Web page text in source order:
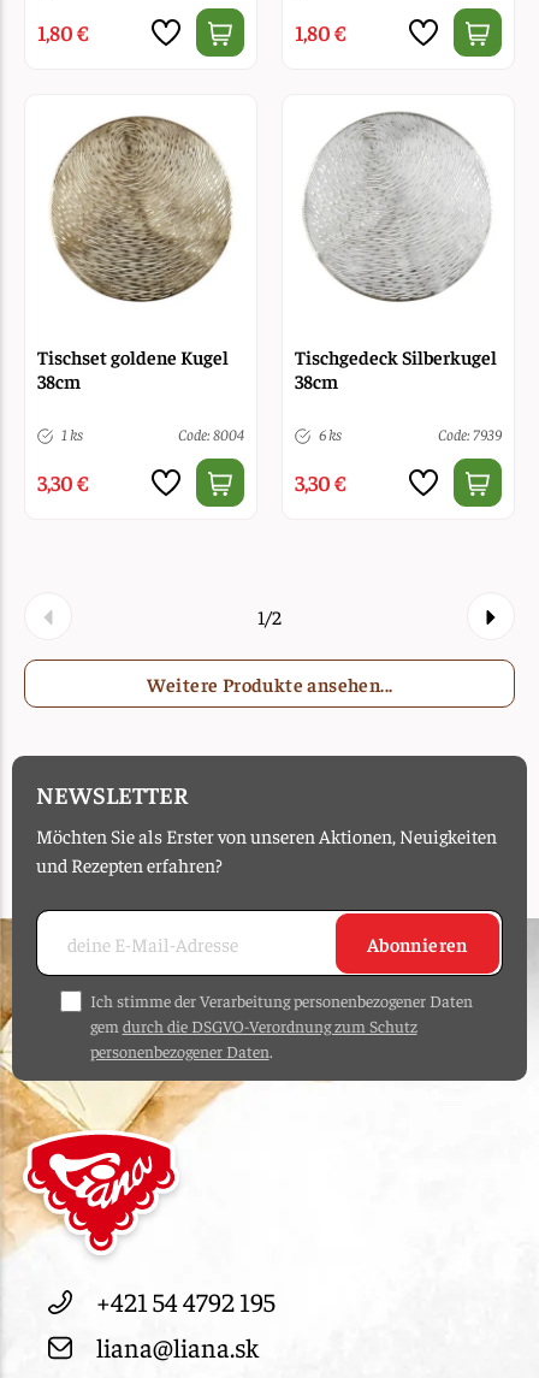
1,80 € 1,80 €
Tischset goldene Kugel
38cm
1 ks Code: 8004
3,30 €
Tischgedeck Silberkugel
38cm
6 ks Code: 7939
3,30 €
1/2
Weitere Produkte ansehen...
NEWSLETTER
Möchten Sie als Erster von unseren Aktionen, Neuigkeiten
und Rezepten erfahren?
Abonnieren
Ich stimme der Verarbeitung personenbezogener Daten
gem durch die DSGVO-Verordnung zum Schutz
personenbezogener Daten.
+421 54 4792 195
liana@liana.sk